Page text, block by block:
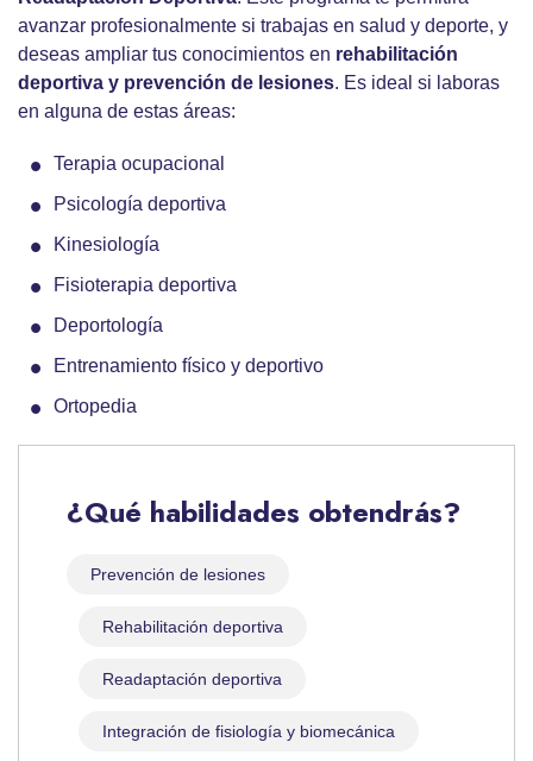
avanzar profesionalmente si trabajas en salud y deporte, y
deseas ampliar tus conocimientos en rehabilitación
deportiva y prevención de lesiones. Es ideal si laboras
en alguna de estas áreas:
Terapia ocupacional
Psicología deportiva
Kinesiología
Fisioterapia deportiva
Deportología
Entrenamiento físico y deportivo
Ortopedia
¿Qué habilidades obtendrás?
Prevención de lesiones
Rehabilitación deportiva
Readaptación deportiva
Integración de fisiología y biomecánica